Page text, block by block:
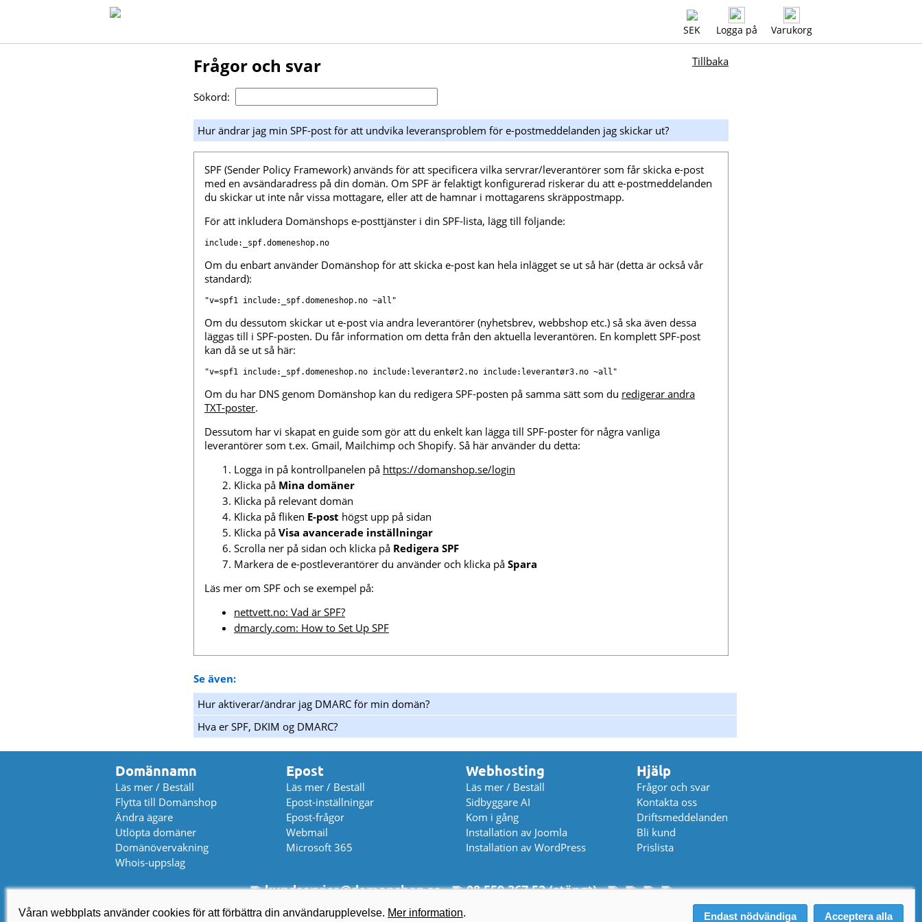
SEK Logga på Varukorg
Frågor och svar Tillbaka
Sökord:
Hur ändrar jag min SPF-post för att undvika leveransproblem för e-postmeddelanden jag skickar ut?
SPF (Sender Policy Framework) används för att specificera vilka servrar/leverantörer som får skicka e-post
med en avsändaradress på din domän. Om SPF är felaktigt konfigurerad riskerar du att e-postmeddelanden
du skickar ut inte når vissa mottagare, eller att de hamnar i mottagarens skräppostmapp.
För att inkludera Domänshops e-posttjänster i din SPF-lista, lägg till följande:
include:_spf.domeneshop.no
Om du enbart använder Domänshop för att skicka e-post kan hela inlägget se ut så här (detta är också vår
standard):
"v=spf1 include:_spf.domeneshop.no ~all"
Om du dessutom skickar ut e-post via andra leverantörer (nyhetsbrev, webbshop etc.) så ska även dessa
läggas till i SPF-posten. Du får information om detta från den aktuella leverantören. En komplett SPF-post
kan då se ut så här:
"v=spf1 include:_spf.domeneshop.no include:leverantør2.no include:leverantør3.no ~all"
Om du har DNS genom Domänshop kan du redigera SPF-posten på samma sätt som du redigerar andra
TXT-poster.
Dessutom har vi skapat en guide som gör att du enkelt kan lägga till SPF-poster för några vanliga
leverantörer som t.ex. Gmail, Mailchimp och Shopify. Så här använder du detta:
Logga in på kontrollpanelen på https://domanshop.se/login
Klicka på Mina domäner
Klicka på relevant domän
Klicka på fliken E-post högst upp på sidan
Klicka på Visa avancerade inställningar
Scrolla ner på sidan och klicka på Redigera SPF
Markera de e-postleverantörer du använder och klicka på Spara
Läs mer om SPF och se exempel på:
nettvett.no: Vad är SPF?
dmarcly.com: How to Set Up SPF
Se även:
Hur aktiverar/ändrar jag DMARC för min domän?
Hva er SPF, DKIM og DMARC?
Domännamn
Läs mer / Beställ
Flytta till Domänshop
Ändra ägare
Utlöpta domäner
Domänövervakning
Whois-uppslag
Epost
Läs mer / Beställ
Epost-inställningar
Epost-frågor
Webmail
Microsoft 365
Webhosting
Läs mer / Beställ
Sidbyggare AI
Kom i gång
Installation av Joomla
Installation av WordPress
Hjälp
Frågor och svar
Kontakta oss
Driftsmeddelanden
Bli kund
Prislista
kundservice@domanshop.se 08 559 367 52 (stängt)
© 2026 Domeneshop AS ·Om oss
Våran webbplats använder cookies för att förbättra din användarupplevelse. Mer information. Endast nödvändiga Acceptera alla